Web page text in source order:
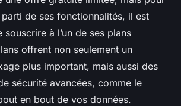
de ses fonctionnalités, il est
souscrire à l’un de ses plans
offrent non seulement un
plus important, mais aussi des
sécurité avancées, comme le
en bout de vos données.